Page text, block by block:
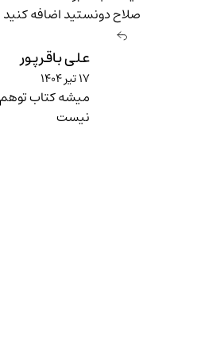
صلاح دونستید اضافه کنید
علی باقرپور
۱۷ تیر ۱۴۰۴
میشه کتاب توهم
نیست